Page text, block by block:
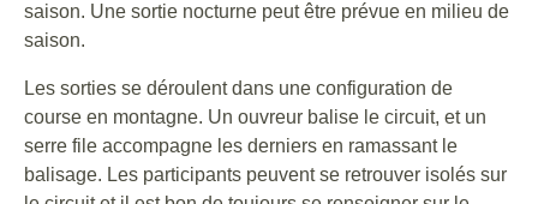
saison. Une sortie nocturne peut être prévue en milieu de
saison.
Les sorties se déroulent dans une configuration de
course en montagne. Un ouvreur balise le circuit, et un
serre file accompagne les derniers en ramassant le
balisage. Les participants peuvent se retrouver isolés sur